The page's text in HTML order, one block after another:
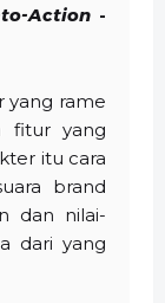
Action-
yang rame
fitur yang
itu cara
brand
dan nilai-
dari yang